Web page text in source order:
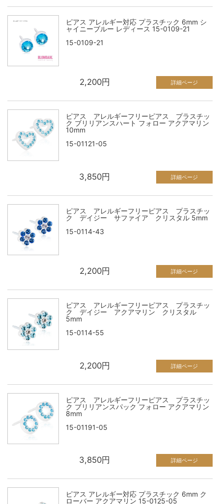
ピアス アレルギー対応 プラスチック 6mm シ
ャイニーブルー レディース 15-0109-21
15-0109-21
2,200円 詳細ページ
ピアス アレルギーフリーピアス プラスチッ
ク ブリリアンスハート フォロー アクアマリン
10mm
15-01121-05
3,850円 詳細ページ
ピアス アレルギーフリーピアス プラスチッ
ク デイジー サファイア クリスタル 5mm
15-0114-43
2,200円 詳細ページ
ピアス アレルギーフリーピアス プラスチッ
ク デイジー アクアマリン クリスタル
5mm
15-0114-55
2,200円 詳細ページ
ピアス アレルギーフリーピアス プラスチッ
ク ブリリアンスパック フォロー アクアマリン
8mm
15-01191-05
3,850円 詳細ページ
ピアス アレルギー対応 プラスチック 6mm ク
ローバー アクアマリン 15-0125-05